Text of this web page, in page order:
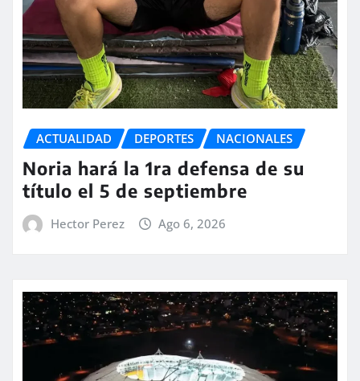
ACTUALIDAD DEPORTES NACIONALES
Noria hará la 1ra defensa de su
título el 5 de septiembre
Hector Perez Ago 6, 2026